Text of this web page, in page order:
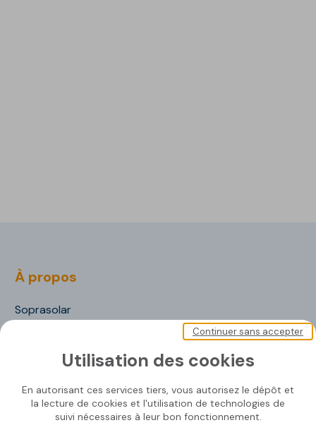
À propos
Soprasolar
Nous contacter
Nos solutions
Utilisation des cookies
En autorisant ces services tiers, vous autorisez le dépôt et
la lecture de cookies et l'utilisation de technologies de
suivi nécessaires à leur bon fonctionnement.
Continuer sans accepter